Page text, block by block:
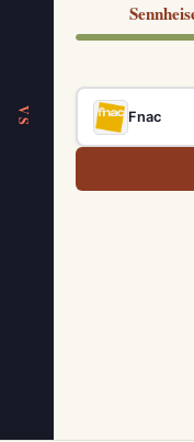
VS Fnac